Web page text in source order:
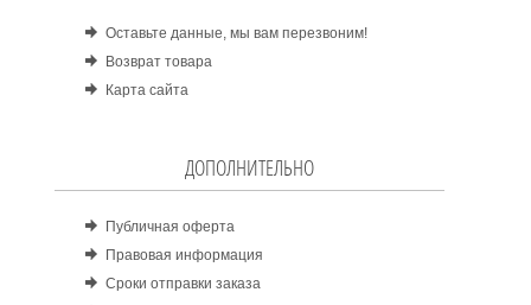
Оставьте данные, мы вам перезвоним!
Возврат товара
Карта сайта
ДОПОЛНИТЕЛЬНО
Публичная оферта
Правовая информация
Сроки отправки заказа